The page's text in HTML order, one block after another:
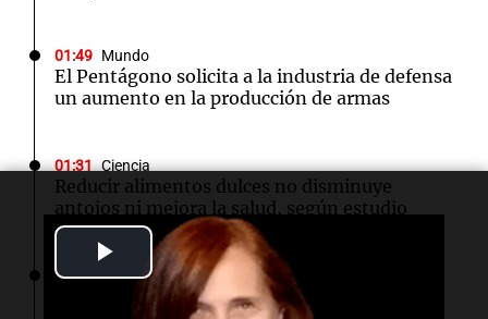
Play
Video
01:49 Mundo
El Pentágono solicita a la industria de defensa
un aumento en la producción de armas
01:31 Ciencia
Reducir alimentos dulces no disminuye
antojos ni mejora la salud, según estudio
01:29 Mundo
El lago Mead alcanza su nivel más bajo en 90